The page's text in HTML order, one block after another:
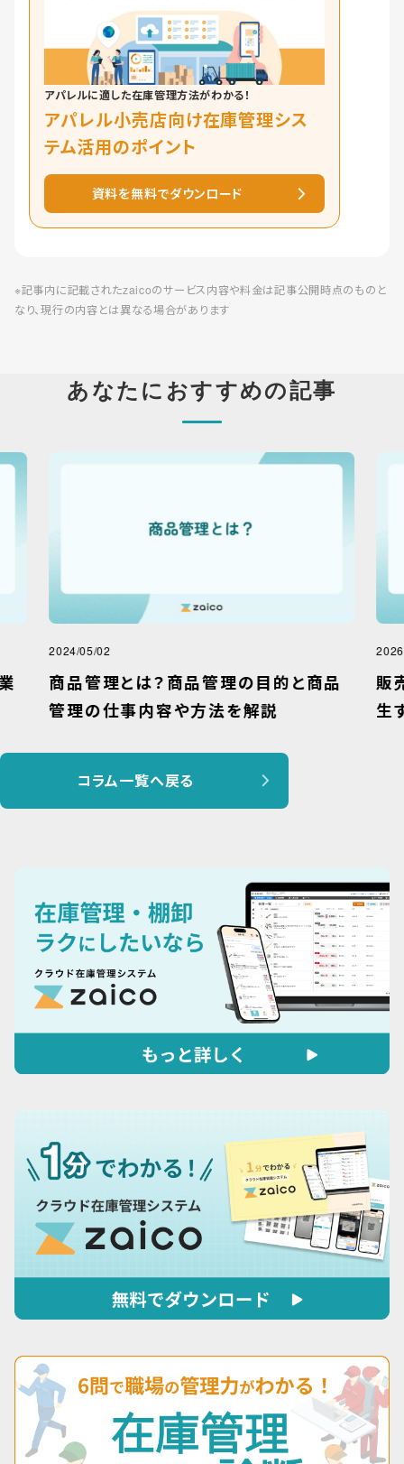
アパレルに適した在庫管理方法がわかる！
アパレル小売店向け在庫管理シス
テム活用のポイント
資料を無料でダウンロード
※記事内に記載されたzaicoのサービス内容や料金は記事公開時点のものと
なり、現行の内容とは異なる場合があります
あなたにおすすめの記事
2024/05/02
商品管理とは？商品管理の目的と商品
管理の仕事内容や方法を解説
販
生
コラム一覧へ戻る